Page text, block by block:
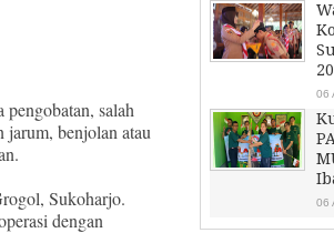
salah
jarum, benjolan atau
Sukoharjo.
dengan
06
06